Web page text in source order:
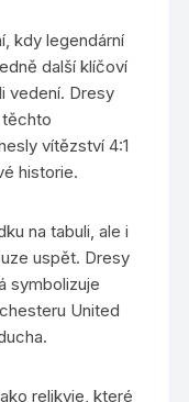
kdy legendární
další klíčoví
vedení. Dresy
vítězství 4:1
historie.
na tabuli, ale i
uspět. Dresy
symbolizuje
United
relikvie, které